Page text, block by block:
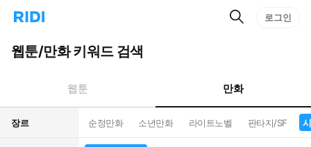
리
홈
으
턴
트
검
로그인
웹툰/만화 키워드 검색
웹툰 만화
장르 순정만화 소년만화 라이트노벨 판타지/SF